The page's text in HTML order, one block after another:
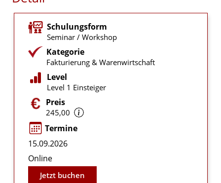
Schulungsform
Seminar / Workshop
Kategorie
Fakturierung & Warenwirtschaft
Level
Level 1 Einsteiger
Preis
245,00
Termine
15.09.2026
Online
Jetzt buchen